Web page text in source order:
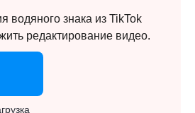
водяного знака из TikTok
редактирование видео.